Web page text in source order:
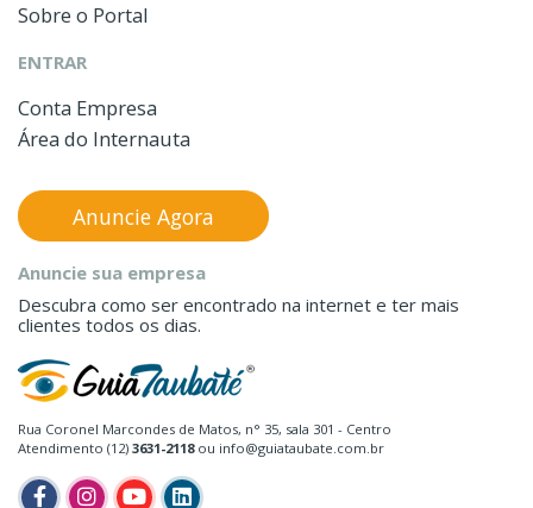
Sobre o Portal
ENTRAR
Conta Empresa
Área do Internauta
Rua Coronel Marcondes de Matos, n° 35, sala 301 - Centro
Atendimento (12) 3631-2118ou info@guiataubate.com.br
Anuncie sua empresa
Descubra como ser encontrado na internet e ter mais
clientes todos os dias.
Anuncie Agora